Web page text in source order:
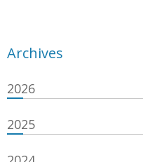
Archives
2026
2025